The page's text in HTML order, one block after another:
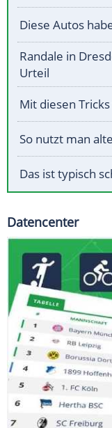
Diese Autos
Randale in
Urteil
Mit diesen
So nutzt man
Das ist typisch
Datencenter